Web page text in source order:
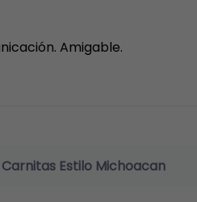
Amigable.
Carnitas Estilo Michoacan